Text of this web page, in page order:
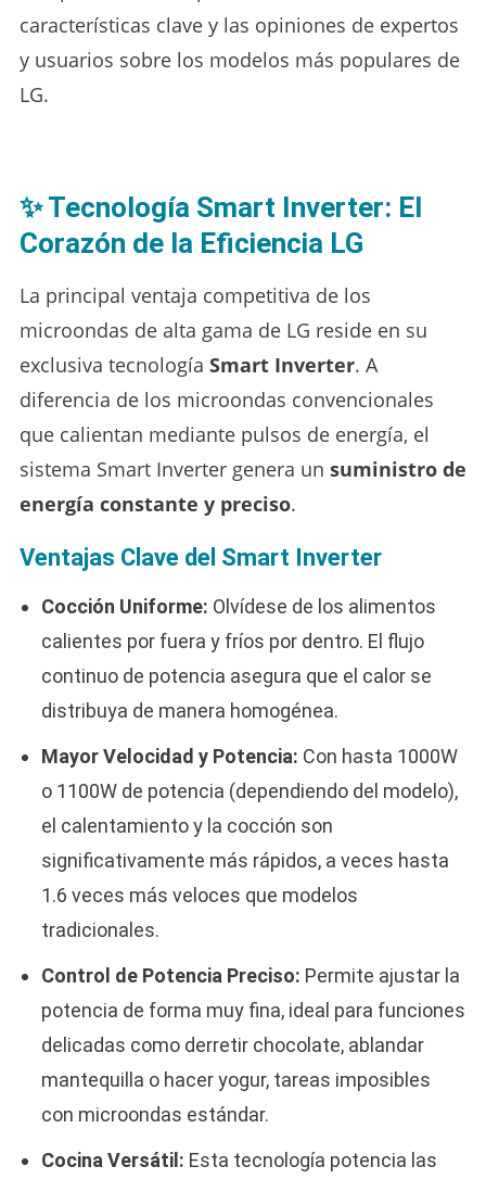
características clave y las opiniones de expertos
y usuarios sobre los modelos más populares de
LG.
✨ Tecnología Smart Inverter: El
Corazón de la Eficiencia LG
La principal ventaja competitiva de los
microondas de alta gama de LG reside en su
exclusiva tecnología Smart Inverter. A
diferencia de los microondas convencionales
que calientan mediante pulsos de energía, el
sistema Smart Inverter genera un suministro de
energía constante y preciso.
Ventajas Clave del Smart Inverter
Cocción Uniforme: Olvídese de los alimentos
calientes por fuera y fríos por dentro. El flujo
continuo de potencia asegura que el calor se
distribuya de manera homogénea.
Mayor Velocidad y Potencia: Con hasta 1000W
o 1100W de potencia (dependiendo del modelo),
el calentamiento y la cocción son
significativamente más rápidos, a veces hasta
1.6 veces más veloces que modelos
tradicionales.
Control de Potencia Preciso: Permite ajustar la
potencia de forma muy fina, ideal para funciones
delicadas como derretir chocolate, ablandar
mantequilla o hacer yogur, tareas imposibles
con microondas estándar.
Cocina Versátil: Esta tecnología potencia las